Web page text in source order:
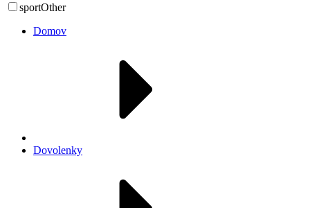
sportOther
Domov
Dovolenky